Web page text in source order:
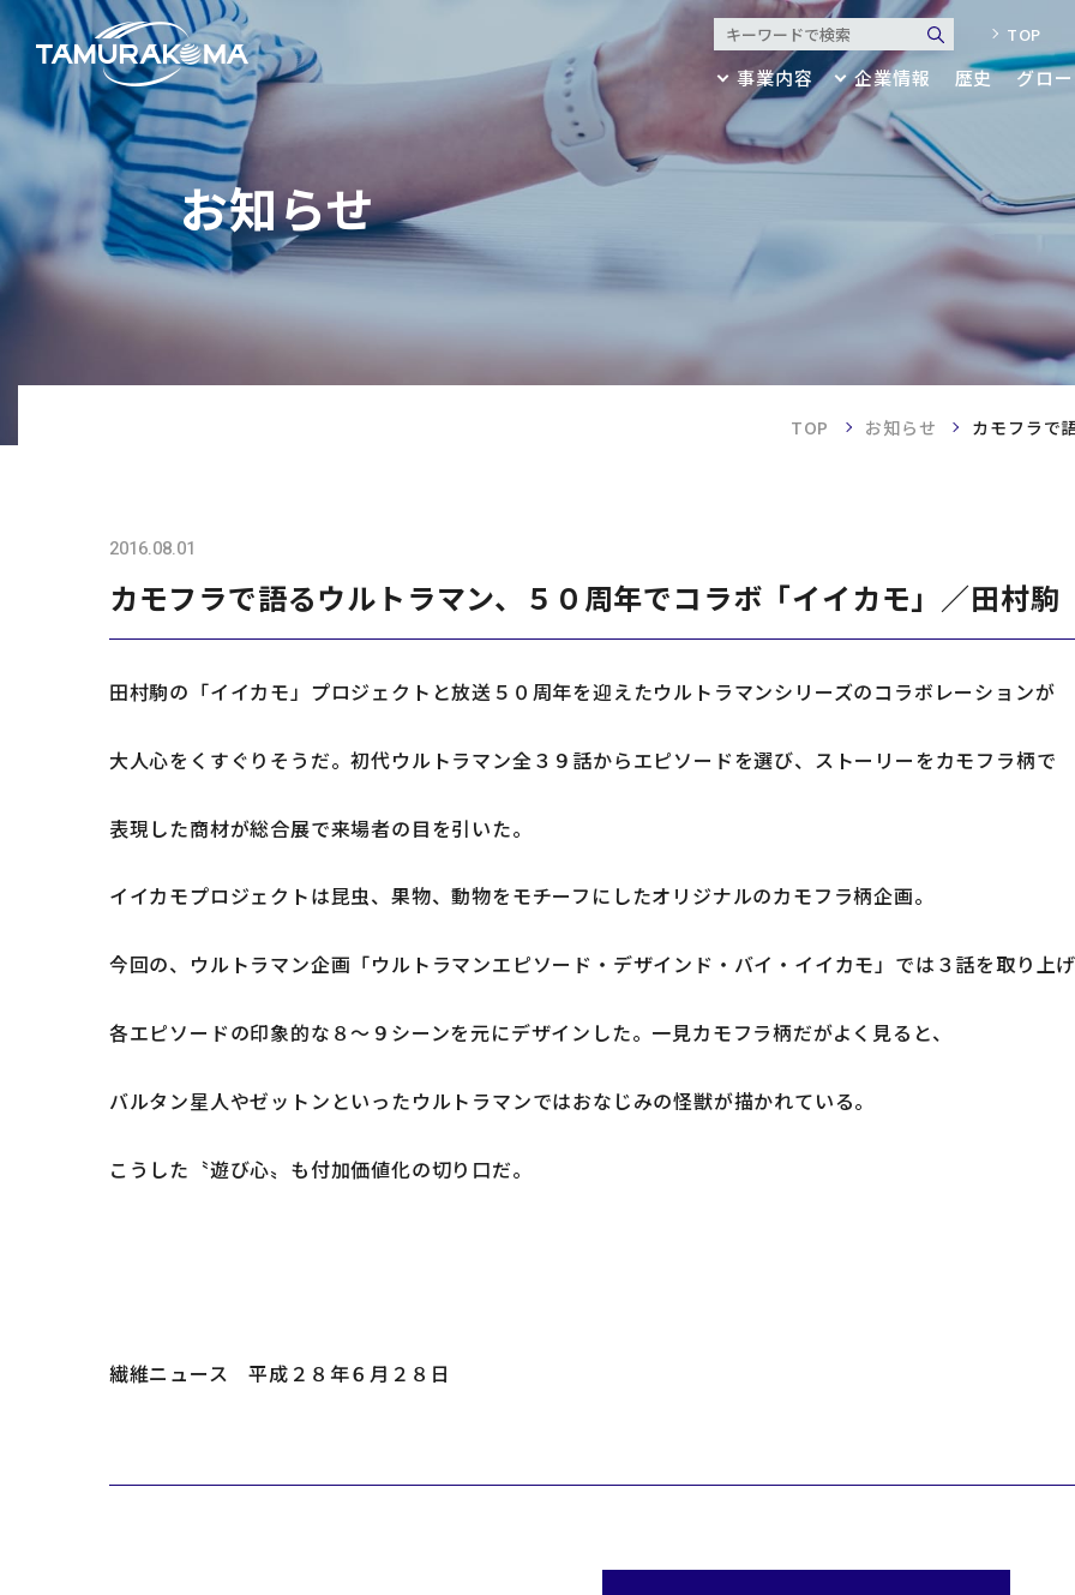
TOP
事業内容
事業内容
リビング
建築・産業資材
マテリア
企業情報
企業情報
代表メッセージ・ミッション
会社概
決算公告・財務諸表
健康経営
歴史 グロ
TOP
ブランド
代表メッセージ・ミッション
グローバル拠点
サスティナビリティ
お知らせ
お知らせ
TOP お知らせ カモフラで
2016.08.01
カモフラで語るウルトラマン、５０周年でコラボ「イイカモ」／田村駒
田村駒の「イイカモ」プロジェクトと放送５０周年を迎えたウルトラマンシリーズのコラボレーションが
大人心をくすぐりそうだ。初代ウルトラマン全３９話からエピソードを選び、ストーリーをカモフラ柄で
表現した商材が総合展で来場者の目を引いた。
イイカモプロジェクトは昆虫、果物、動物をモチーフにしたオリジナルのカモフラ柄企画。
今回の、ウルトラマン企画「ウルトラマンエピソード・デザインド・バイ・イイカモ」では３話を取り上
各エピソードの印象的な８～９シーンを元にデザインした。一見カモフラ柄だがよく見ると、
バルタン星人やゼットンといったウルトラマンではおなじみの怪獣が描かれている。
こうした〝遊び心〟も付加価値化の切り口だ。
繊維ニュース 平成２８年６月２８日